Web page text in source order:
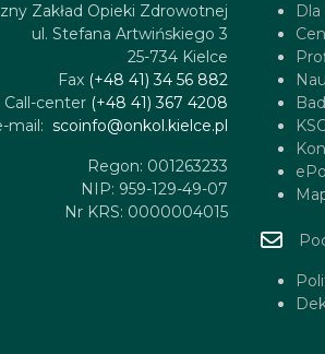
Zakład Opieki Zdrowotnej
ul. Stefana Artwińskiego 3
25-734 Kielce
Fax (+48 41) 34 56 882
Call-center (+48 41) 367 4208
mail: scoinfo@onkol.kielce.pl
Regon: 001263233
NIP: 959-129-49-07
Nr KRS: 0000004015